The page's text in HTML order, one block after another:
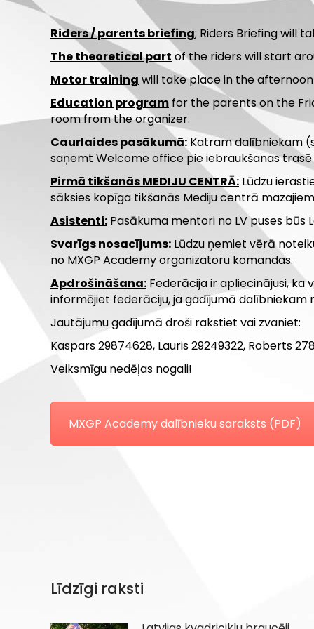
Riders / parents briefing; Riders Briefing will
The theoretical part of the riders will start
Motor training will take place in the afternoon
Education program for the parents on the
room from the organizer.
Caurlaides pasākumā: Katram dalībniekam
saņemt Welcome office pie iebraukšanas trasē
Pirmā tikšanās MEDIJU CENTRĀ: Lūdzu
sāksies kopīga tikšanās Mediju centrā
Asistenti: Pasākuma mentori no LV puses būs
Svarīgs nosacījums: Lūdzu ņemiet vērā
no MXGP Academy organizatoru komandas.
Apdrošināšana: Federācija ir apliecinājusi, ka
informējiet federāciju, ja gadījumā dalībniekam
Jautājumu gadījumā droši rakstiet vai zvaniet:
Kaspars 29874628, Lauris 29249322, Roberts
Veiksmīgu nedēļas nogali!
MXGP Academy dalībnieku saraksts (PDF)
Līdzīgi raksti